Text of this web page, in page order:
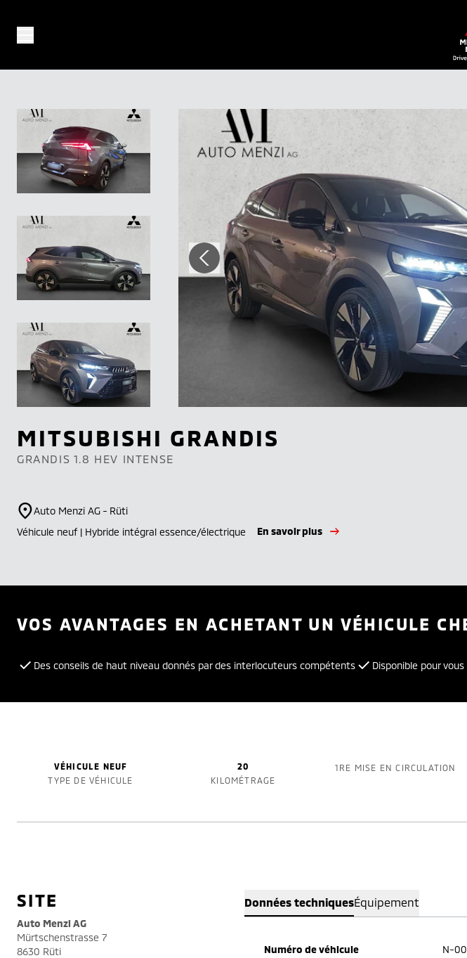
MITSUBISHI GRANDIS
GRANDIS 1.8 HEV INTENSE
Auto Menzi AG - Rüti
Véhicule neuf | Hybride intégral essence/électrique
En savoir plus
VOS AVANTAGES EN ACHETANT UN VÉHICULE
Des conseils de haut niveau donnés par des interlocuteurs compétents Disponible pour
VÉHICULE NEUF
TYPE DE VÉHICULE
20
KILOMÉTRAGE
1RE MISE EN CIRCULATION
Données techniquesÉquipement
Numéro de véhicule N-
SITE
Auto Menzi AG
Mürtschenstrasse 7
8630 Rüti